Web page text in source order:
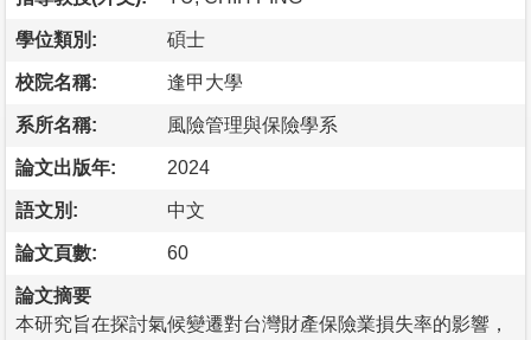
學位類別: 碩士
校院名稱: 逢甲大學
系所名稱: 風險管理與保險學系
論文出版年: 2024
語文別: 中文
論文頁數: 60
論文摘要
本研究旨在探討氣候變遷對台灣財產保險業損失率的影響，